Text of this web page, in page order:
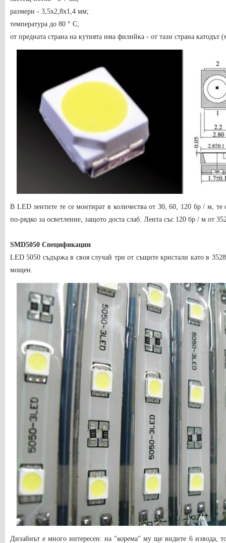
размери - 3,5х2,8х1,4 мм;
температура до 80 ° C;
от предната страна на кутията има филийка - от тази страна катодът
В LED лентите те се монтират в количества от 30, 60, 120 бр / м, те
по-рядко за осветление, защото доста слаб. Лента със 120 бр / м от
SMD5050 Спецификации
LED 5050 съдържа в своя случай три от същите кристали като в
мощен.
Дизайнът е много интересен: на "корема" му ще видите 6 извода,